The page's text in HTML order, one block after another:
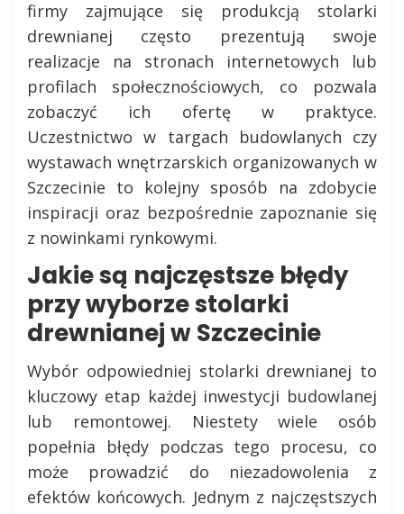
firmy zajmujące się produkcją stolarki
drewnianej często prezentują swoje
realizacje na stronach internetowych lub
profilach społecznościowych, co pozwala
zobaczyć ich ofertę w praktyce.
Uczestnictwo w targach budowlanych czy
wystawach wnętrzarskich organizowanych w
Szczecinie to kolejny sposób na zdobycie
inspiracji oraz bezpośrednie zapoznanie się
z nowinkami rynkowymi.
Jakie są najczęstsze błędy
przy wyborze stolarki
drewnianej w Szczecinie
Wybór odpowiedniej stolarki drewnianej to
kluczowy etap każdej inwestycji budowlanej
lub remontowej. Niestety wiele osób
popełnia błędy podczas tego procesu, co
może prowadzić do niezadowolenia z
efektów końcowych. Jednym z najczęstszych